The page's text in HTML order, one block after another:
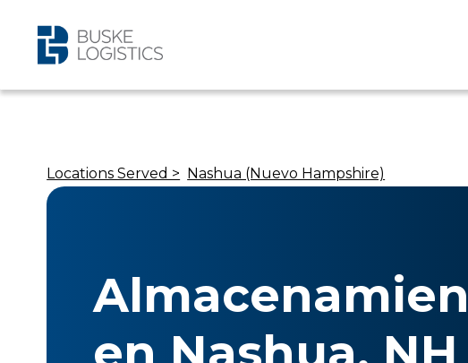
Locations Served > Nashua (Nuevo Hampshire)